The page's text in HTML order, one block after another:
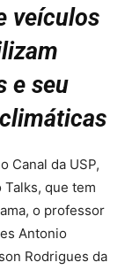
veículos
e seu
Canal da USP,
que tem
o professor
Antonio
Rodrigues da